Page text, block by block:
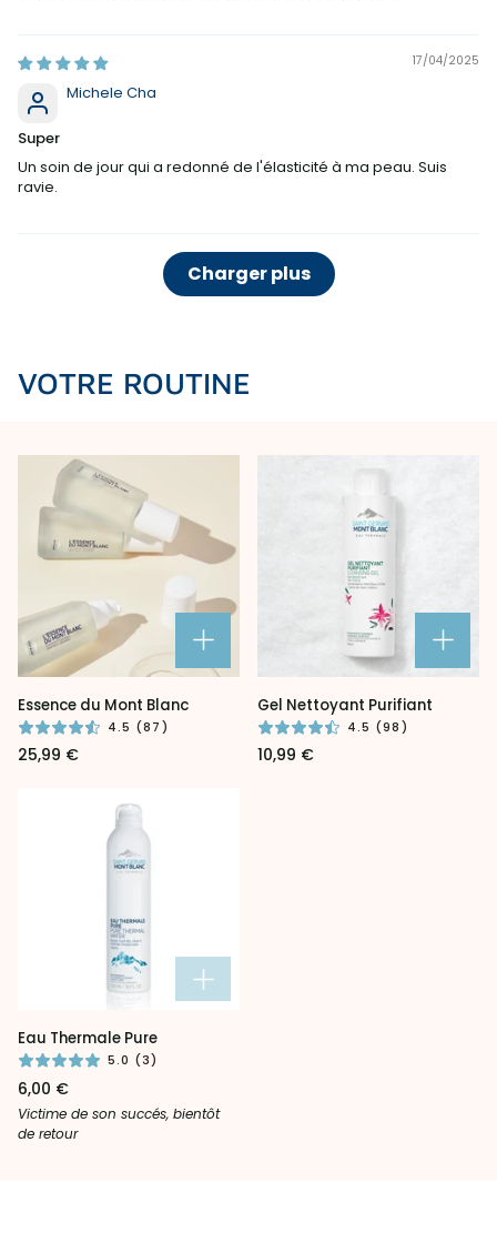
17/04/2025
Michele Cha
Super
Un soin de jour qui a redonné de l'élasticité à ma peau. Suis
ravie.
Charger plus
VOTRE ROUTINE
Essence
du
Mont
Blanc
Essence du Mont Blanc
4.5 (87)
25,99 €
Gel
Nettoyant
Purifiant
Gel Nettoyant Purifiant
4.5 (98)
10,99 €
Eau
Thermale
Pure
Eau Thermale Pure
5.0 (3)
6,00 €
Victime de son succés, bientôt
de retour